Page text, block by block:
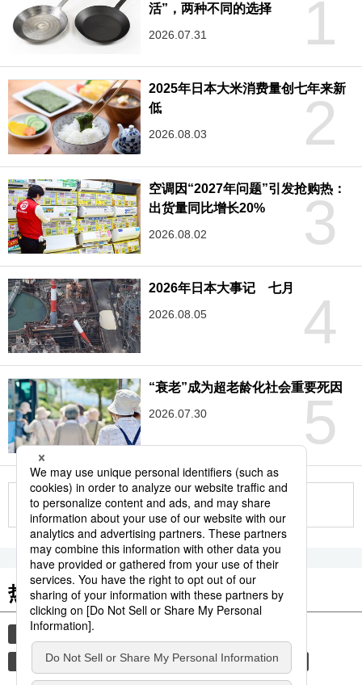
1
活”，两种不同的选择
2026.07.31
2
2025年日本大米消费量创七年来新
低
2026.08.03
3
空调因“2027年问题”引发抢购热：
出货量同比增长20%
2026.08.02
4
2026年日本大事记 七月
2026.08.05
5
“衰老”成为超老龄化社会重要死因
2026.07.30
更多
热门关键词
时事社新闻
旅游 漫画 饮食 健康与医疗